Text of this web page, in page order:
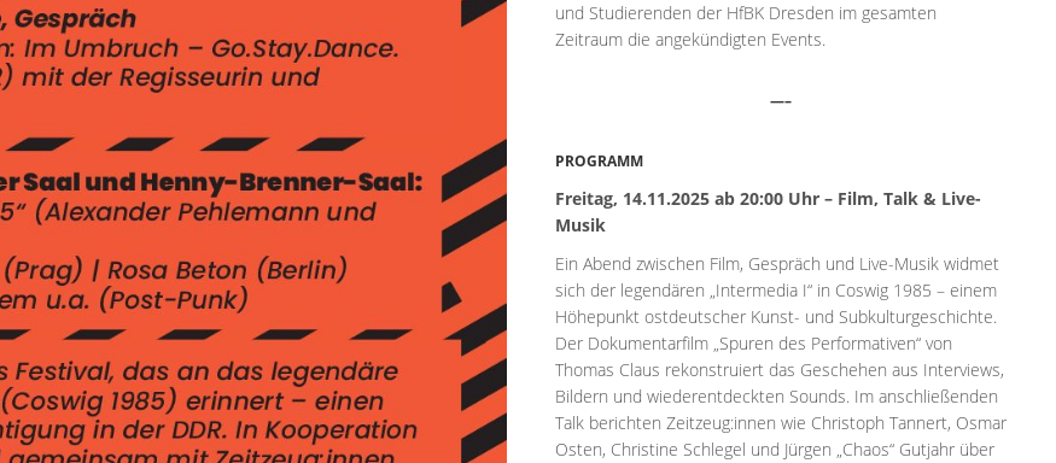
und Studierenden der HfBK Dresden im gesamten
Zeitraum die angekündigten Events.
—–
PROGRAMM
Freitag, 14.11.2025 ab 20:00 Uhr – Film, Talk & Live-
Musik
Ein Abend zwischen Film, Gespräch und Live-Musik widmet
sich der legendären „Intermedia I“ in Coswig 1985 – einem
Höhepunkt ostdeutscher Kunst- und Subkulturgeschichte.
Der Dokumentarfilm „Spuren des Performativen“ von
Thomas Claus rekonstruiert das Geschehen aus Interviews,
Bildern und wiederentdeckten Sounds. Im anschließenden
Talk berichten Zeitzeug:innen wie Christoph Tannert, Osmar
Osten, Christine Schlegel und Jürgen „Chaos“ Gutjahr über